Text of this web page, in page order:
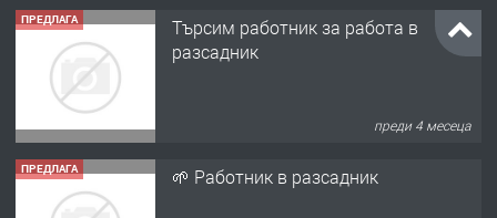
ПРЕДЛАГА
Търсим работник за работа в
разсадник
преди 4 месеца
ПРЕДЛАГА 🌱 Работник в разсадник